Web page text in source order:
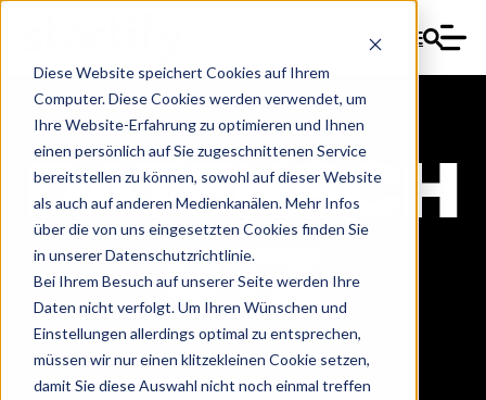
Diese Website speichert Cookies auf Ihrem
Computer. Diese Cookies werden verwendet, um
Ihre Website-Erfahrung zu optimieren und Ihnen
einen persönlich auf Sie zugeschnittenen Service
bereitstellen zu können, sowohl auf dieser Website
als auch auf anderen Medienkanälen. Mehr Infos
über die von uns eingesetzten Cookies finden Sie
in unserer Datenschutzrichtlinie.
Bei Ihrem Besuch auf unserer Seite werden Ihre
Daten nicht verfolgt. Um Ihren Wünschen und
Einstellungen allerdings optimal zu entsprechen,
müssen wir nur einen klitzekleinen Cookie setzen,
damit Sie diese Auswahl nicht noch einmal treffen
DE
DATENSCH
UTZ